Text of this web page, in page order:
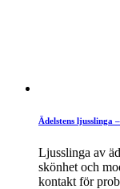
Ädelstens ljusslinga
Ljusslinga av
skönhet och
kontakt för